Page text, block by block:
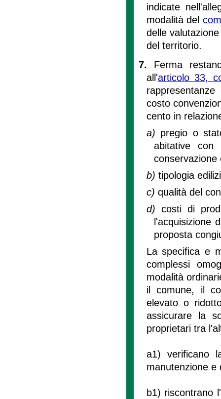
indicate
modalità del
delle
del territorio.
7. Ferma
all'articolo 33,
costo
cento in
a) pregio o
abitative con
conservazione
b) tipologia
c) qualità del
d) costi di
l'acquisizione
proposta
La specifica e
complessi
modalità
il comune, il
elevato o
assicurare la
proprietari tra
a1) verificano
manutenzione e
b1) riscontrano